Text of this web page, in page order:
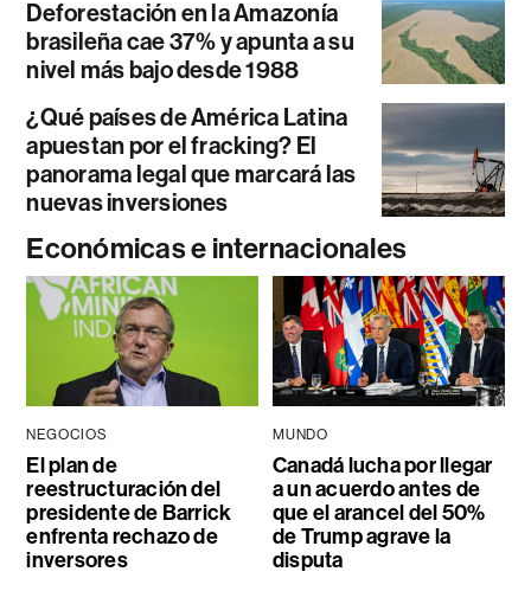
Deforestación en la Amazonía
brasileña cae 37% y apunta a su
nivel más bajo desde 1988
¿Qué países de América Latina
apuestan por el fracking? El
panorama legal que marcará las
nuevas inversiones
Económicas e internacionales
NEGOCIOS
El plan de
reestructuración del
presidente de Barrick
enfrenta rechazo de
inversores
MUNDO
Canadá lucha por llegar
a un acuerdo antes de
que el arancel del 50%
de Trump agrave la
disputa